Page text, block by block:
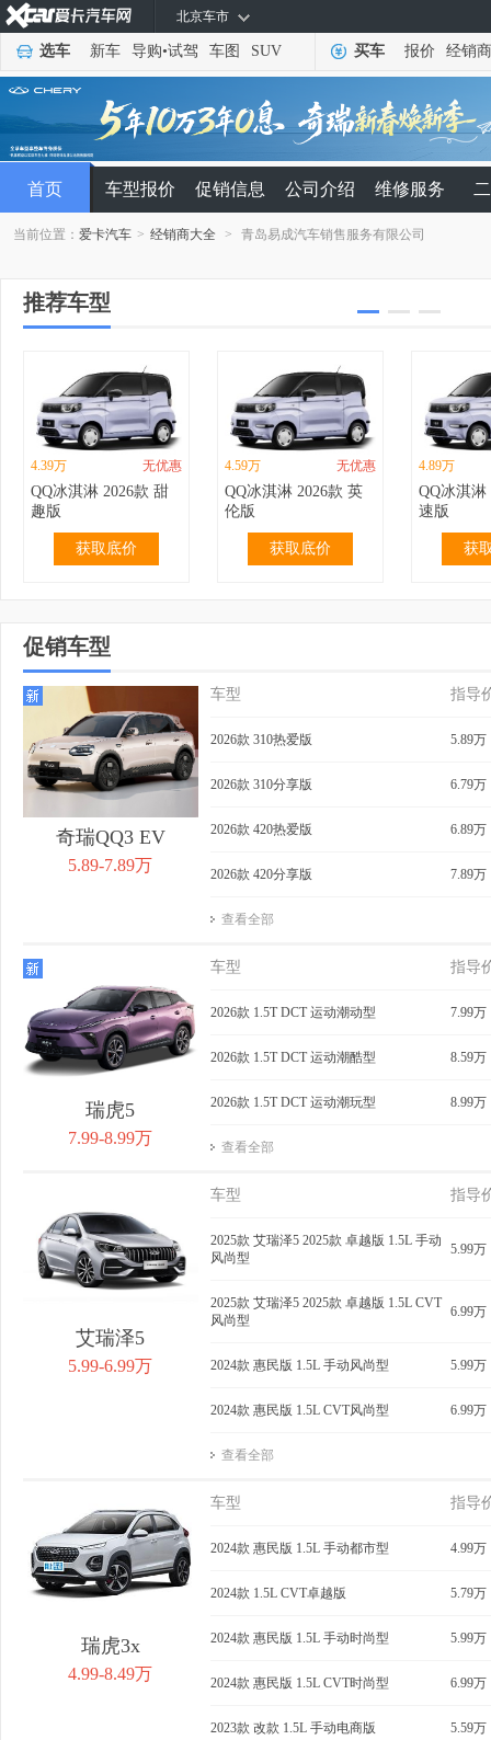
北京车市
选车 新车 导购•试驾 车图 SUV 买车 报价 经销商
首页 车型报价 促销信息 公司介绍 维修服务
当前位置：爱卡汽车 > 经销商大全 > 青岛易成汽车销售服务有限公司
推荐车型
4.39万 无优惠
QQ冰淇淋 2026款 甜
趣版
获取底价
4.59万 无优惠
QQ冰淇淋 2026款 英
伦版
获取底价
4.89万
QQ冰淇淋
速版
获
2.99万
QQ冰淇淋 2024款 青
春版 120km 奶昔
获取底价
3.19万
春版 120km 香草
获取底价
3.69万
205km 圣
获
QQ冰淇淋 2024款 青
春版 205km 奶昔
获取底价
4.39万
205km 元气版
获取底价
QQ冰淇
205km 元
获
促销车型
奇瑞QQ3 EV
5.89-7.89万
车型 指导
2026款 310热爱版 5.89万
2026款 310分享版 6.79万
2026款 420热爱版 6.89万
2026款 420分享版 7.89万
查看全部
瑞虎5
7.99-8.99万
车型 指导
2026款 1.5T DCT 运动潮动型 7.99万
2026款 1.5T DCT 运动潮酷型 8.59万
2026款 1.5T DCT 运动潮玩型 8.99万
查看全部
艾瑞泽5
5.99-6.99万
车型 指导
2025款 艾瑞泽5 2025款 卓越版 1.5L 手动
风尚型
5.99万
2025款 艾瑞泽5 2025款 卓越版 1.5L CVT
风尚型
6.99万
2024款 惠民版 1.5L 手动风尚型 5.99万
2024款 惠民版 1.5L CVT风尚型 6.99万
查看全部
瑞虎3x
4.99-8.49万
车型 指导
2024款 惠民版 1.5L 手动都市型 4.99万
2024款 1.5L CVT卓越版 5.79万
2024款 惠民版 1.5L 手动时尚型 5.99万
2024款 惠民版 1.5L CVT时尚型 6.99万
2023款 改款 1.5L 手动电商版 5.59万